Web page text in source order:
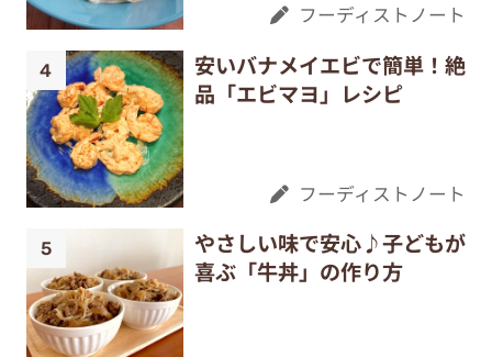
フーディストノート
安いバナメイエビで簡単！絶
品「エビマヨ」レシピ
フーディストノート
やさしい味で安心♪子どもが
喜ぶ「牛丼」の作り方